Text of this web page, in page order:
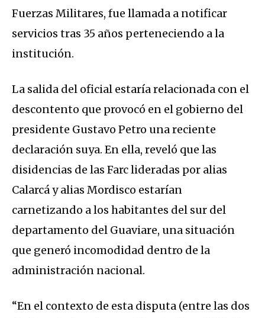
Fuerzas Militares, fue llamada a notificar
servicios tras 35 años perteneciendo a la
institución.
La salida del oficial estaría relacionada con el
descontento que provocó en el gobierno del
presidente Gustavo Petro una reciente
declaración suya. En ella, reveló que las
disidencias de las Farc lideradas por alias
Calarcá y alias Mordisco estarían
carnetizando a los habitantes del sur del
departamento del Guaviare, una situación
que generó incomodidad dentro de la
administración nacional.
“En el contexto de esta disputa (entre las dos